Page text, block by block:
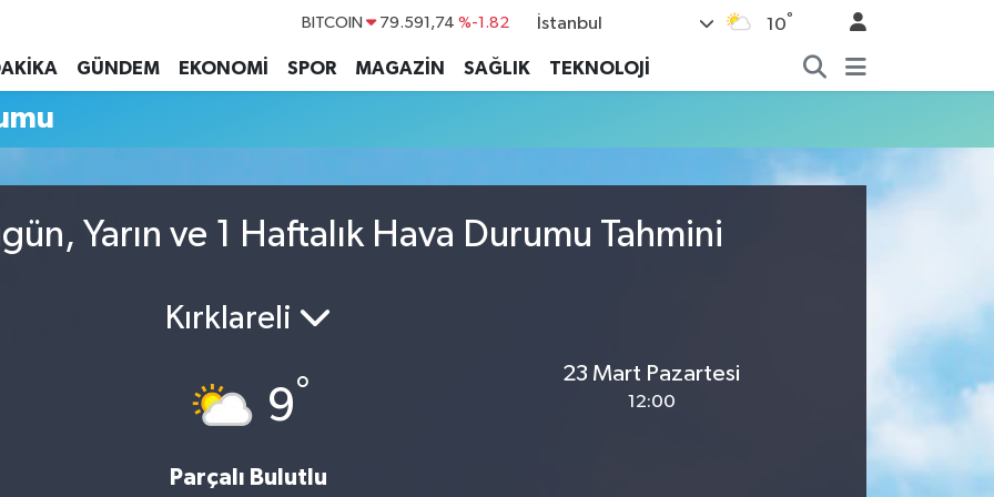
BITCOIN 79.591,74 %-1.82
DOLAR 45,43620 %0.02
G.ALTIN 6862,09000 %0.19
BİST100 14.598,00 %0
İstanbul 10°
GÜNDEM EKONOMİ SPOR MAGAZİN SAĞLIK TEKNOLOJİ
Yarın ve 1 Haftalık Hava Durumu Tahmini
Kırklareli
9°
Parçalı Bulutlu
23 Mart Pazartesi
12:00